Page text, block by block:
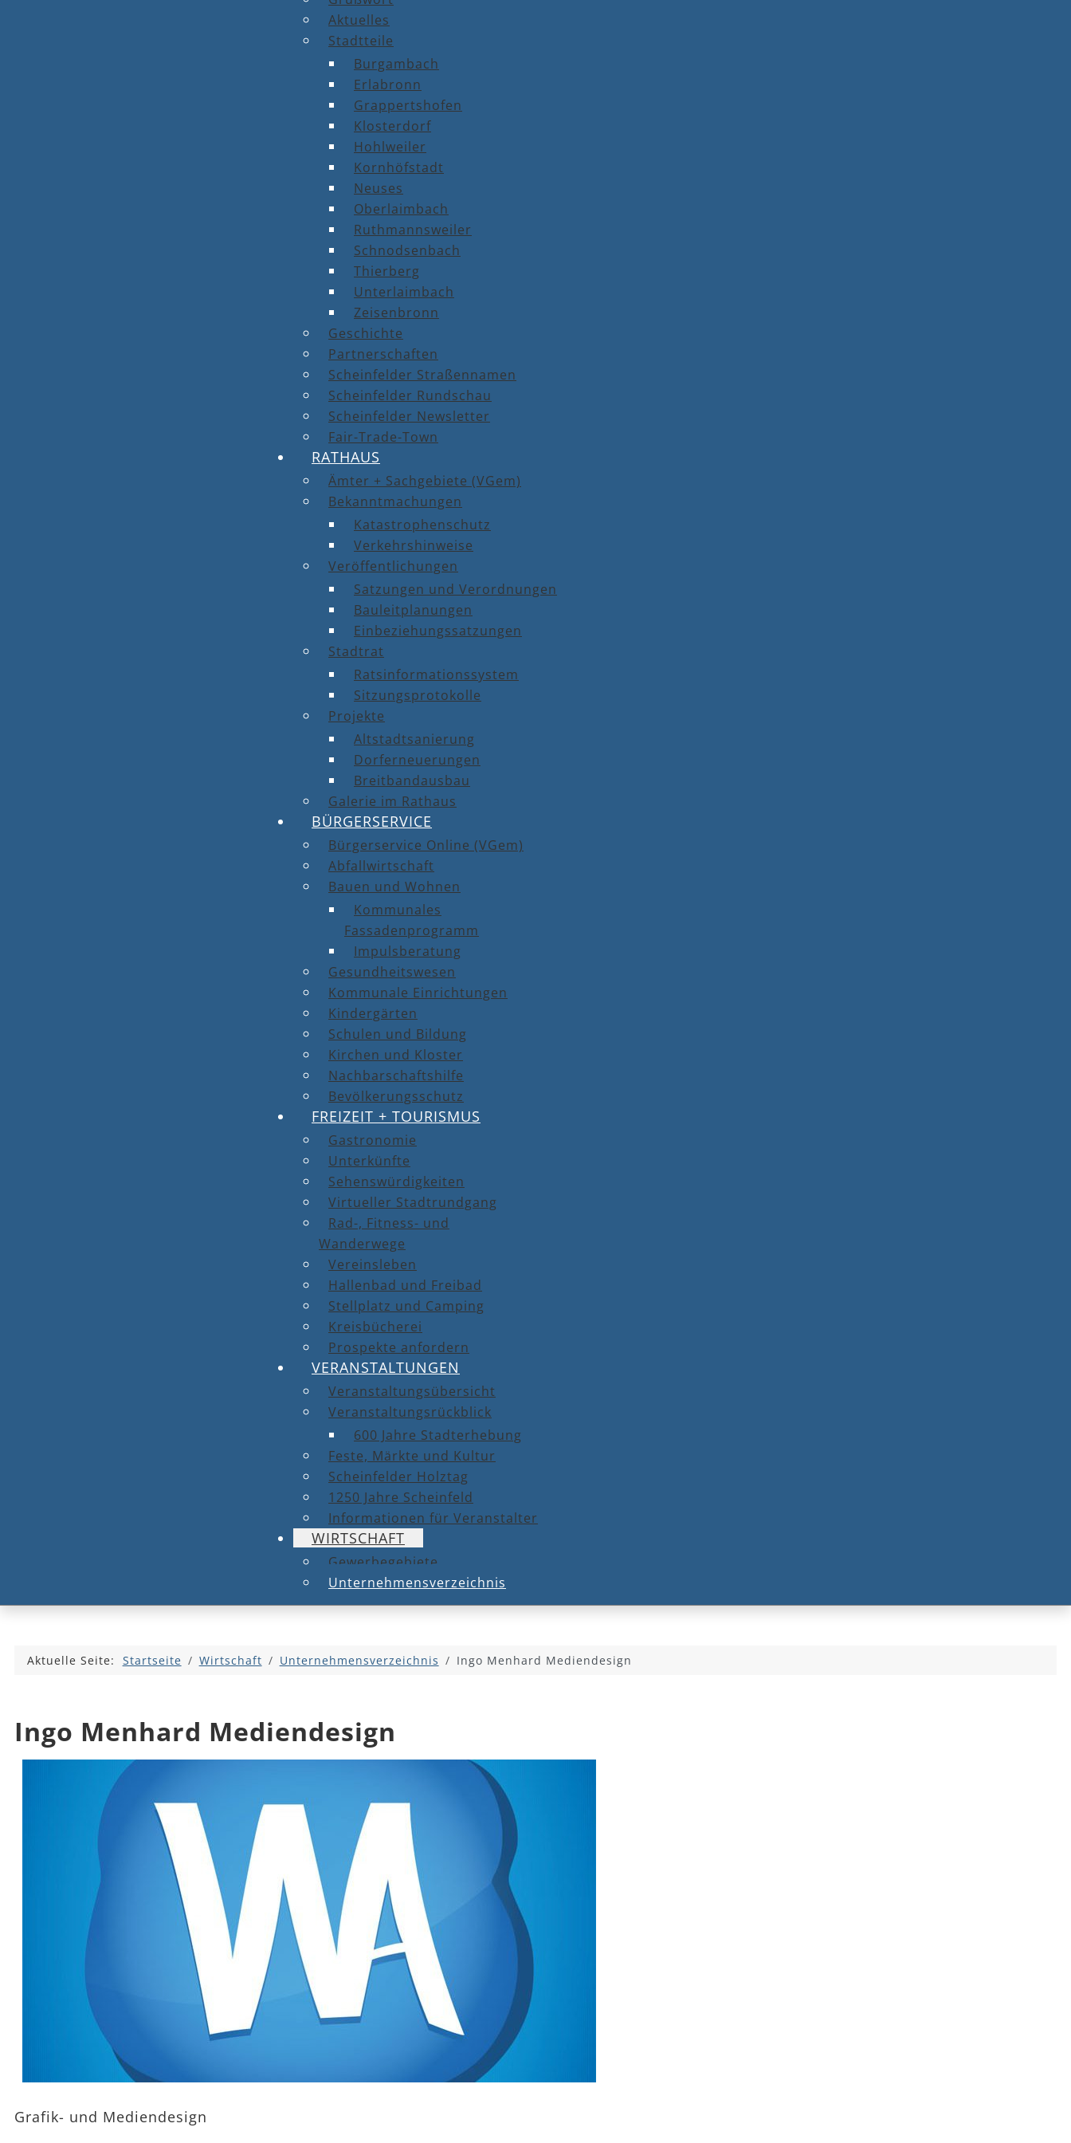
Aktuelles
Stadtteile
Burgambach
Erlabronn
Grappertshofen
Klosterdorf
Hohlweiler
Kornhöfstadt
Neuses
Oberlaimbach
Ruthmannsweiler
Schnodsenbach
Thierberg
Unterlaimbach
Zeisenbronn
Geschichte
Partnerschaften
Scheinfelder Straßennamen
Scheinfelder Rundschau
Scheinfelder Newsletter
Fair-Trade-Town
RATHAUS
Ämter + Sachgebiete (VGem)
Bekanntmachungen
Katastrophenschutz
Verkehrshinweise
Veröffentlichungen
Satzungen und Verordnungen
Bauleitplanungen
Einbeziehungssatzungen
Stadtrat
Ratsinformationssystem
Sitzungsprotokolle
Projekte
Altstadtsanierung
Dorferneuerungen
Breitbandausbau
Galerie im Rathaus
BÜRGERSERVICE
Bürgerservice Online (VGem)
Abfallwirtschaft
Bauen und Wohnen
Kommunales
Fassadenprogramm
Impulsberatung
Gesundheitswesen
Kommunale Einrichtungen
Kindergärten
Schulen und Bildung
Kirchen und Kloster
Nachbarschaftshilfe
Bevölkerungsschutz
FREIZEIT + TOURISMUS
Gastronomie
Unterkünfte
Sehenswürdigkeiten
Virtueller Stadtrundgang
Rad-, Fitness- und
Wanderwege
Vereinsleben
Hallenbad und Freibad
Stellplatz und Camping
Kreisbücherei
Prospekte anfordern
VERANSTALTUNGEN
Veranstaltungsübersicht
Veranstaltungsrückblick
600 Jahre Stadterhebung
Feste, Märkte und Kultur
Scheinfelder Holztag
1250 Jahre Scheinfeld
Informationen für Veranstalter
WIRTSCHAFT
Gewerbegebiete
Unternehmensverzeichnis
Aktuelle Seite: Startseite Wirtschaft Unternehmensverzeichnis Ingo Menhard Mediendesign
Ingo Menhard Mediendesign
Grafik- und Mediendesign